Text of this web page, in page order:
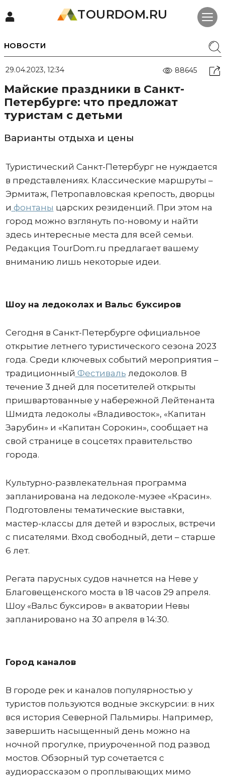
TOURDOM.RU
НОВОСТИ
29.04.2023, 12:34 88645
Майские праздники в Санкт-
Петербурге: что предложат
туристам с детьми
Варианты отдыха и цены
Туристический Санкт-Петербург не нуждается
в представлениях. Классические маршруты –
Эрмитаж, Петропавловская крепость, дворцы
и фонтаны царских резиденций. При этом на
город можно взглянуть по-новому и найти
здесь интересные места для всей семьи.
Редакция TourDom.ru предлагает вашему
вниманию лишь некоторые идеи.
Шоу на ледоколах и Вальс буксиров
Сегодня в Санкт-Петербурге официальное
открытие летнего туристического сезона 2023
года. Среди ключевых событий мероприятия –
традиционный Фестиваль ледоколов. В
течение 3 дней для посетителей открыты
пришвартованные у набережной Лейтенанта
Шмидта ледоколы «Владивосток», «Капитан
Зарубин» и «Капитан Сорокин», сообщает на
свой странице в соцсетях правительство
города.
Культурно-развлекательная программа
запланирована на ледоколе-музее «Красин».
Подготовлены тематические выставки,
мастер-классы для детей и взрослых, встречи
с писателями. Вход свободный, дети – старше
6 лет.
Регата парусных судов начнется на Неве у
Благовещенского моста в 18 часов 29 апреля.
Шоу «Вальс буксиров» в акватории Невы
запланировано на 30 апреля в 14:30.
Город каналов
В городе рек и каналов популярностью у
туристов пользуются водные экскурсии: в них
вся история Северной Пальмиры. Например,
завершить насыщенный день можно на
ночной прогулке, приуроченной под развод
мостов. Обзорный тур сочетается с
аудиорассказом о проплывающих мимо